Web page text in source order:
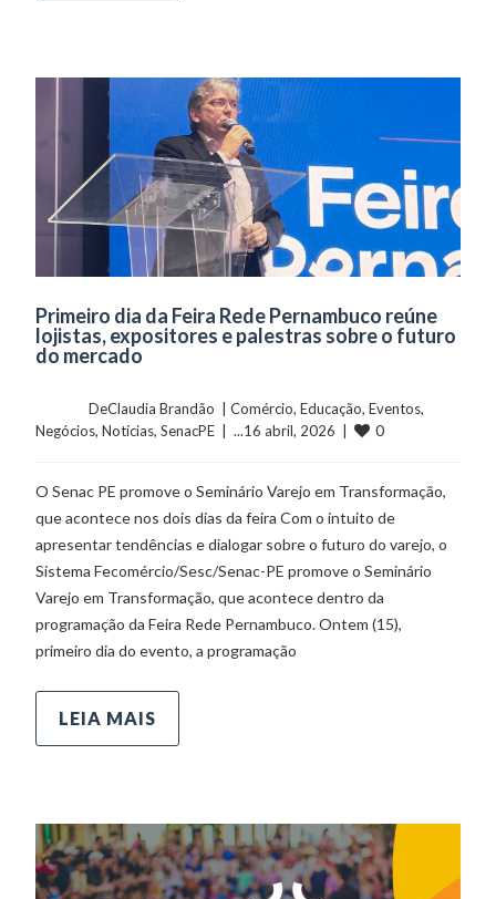
Primeiro dia da Feira Rede Pernambuco reúne
lojistas, expositores e palestras sobre o futuro
do mercado
	    	DeClaudia Brandão  |
Comércio, Educação, Eventos
Negócios, Notícias, SenacPE
  |  ...16 abril, 2026  |
0
O Senac PE promove o Seminário Varejo em Transformação,
que acontece nos dois dias da feira Com o intuito de
apresentar tendências e dialogar sobre o futuro do varejo, o
Sistema Fecomércio/Sesc/Senac-PE promove o Seminário
Varejo em Transformação, que acontece dentro da
programação da Feira Rede Pernambuco. Ontem (15),
primeiro dia do evento, a programação
LEIA MAIS